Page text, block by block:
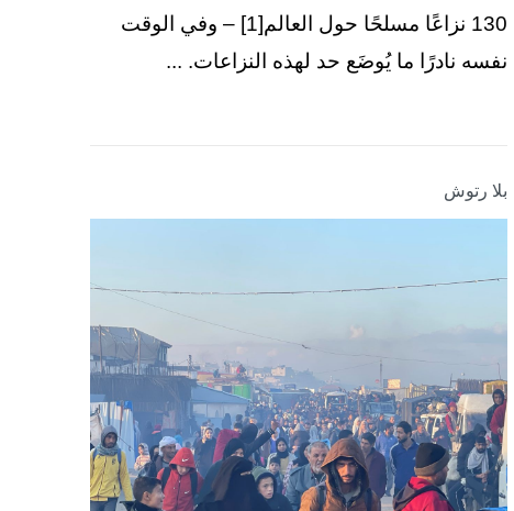
130 نزاعًا مسلحًا حول العالم[1] – وفي الوقت
نفسه نادرًا ما يُوضَع حد لهذه النزاعات. ...
بلا رتوش